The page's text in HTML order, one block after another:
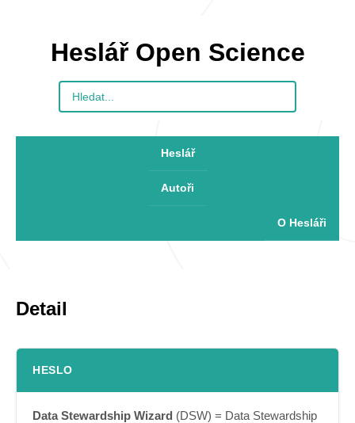
Heslář Open Science
Heslář
Autoři
O Hesláři
Detail
HESLO
Data Stewardship Wizard (DSW) = Data Stewardship